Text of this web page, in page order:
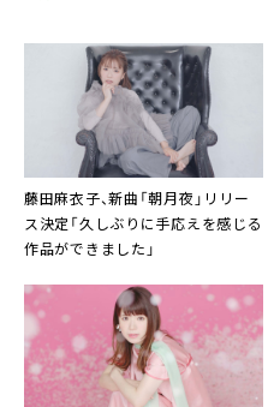
藤田麻衣子、新曲「朝月夜」リリー
ス決定「久しぶりに手応えを感じる
作品ができました」